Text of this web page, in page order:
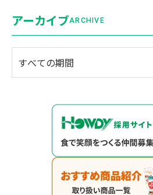
アーカイブARCHIVE